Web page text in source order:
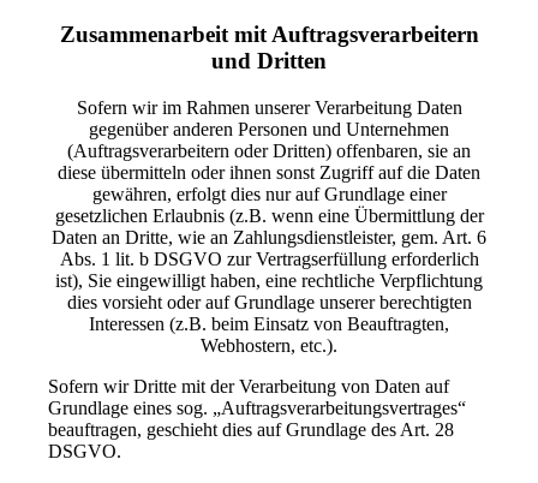
Zusammenarbeit mit Auftragsverarbeitern
und Dritten
Sofern wir im Rahmen unserer Verarbeitung Daten
gegenüber anderen Personen und Unternehmen
(Auftragsverarbeitern oder Dritten) offenbaren, sie an
diese übermitteln oder ihnen sonst Zugriff auf die Daten
gewähren, erfolgt dies nur auf Grundlage einer
gesetzlichen Erlaubnis (z.B. wenn eine Übermittlung der
Daten an Dritte, wie an Zahlungsdienstleister, gem. Art. 6
Abs. 1 lit. b DSGVO zur Vertragserfüllung erforderlich
ist), Sie eingewilligt haben, eine rechtliche Verpflichtung
dies vorsieht oder auf Grundlage unserer berechtigten
Interessen (z.B. beim Einsatz von Beauftragten,
Webhostern, etc.).
Sofern wir Dritte mit der Verarbeitung von Daten auf
Grundlage eines sog. „Auftragsverarbeitungsvertrages“
beauftragen, geschieht dies auf Grundlage des Art. 28
DSGVO.